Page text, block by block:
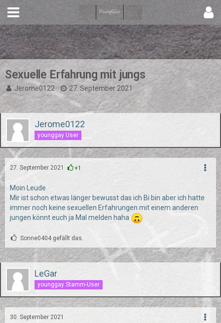
Orientierung und Beziehung
Sexuelle Erfahrung mit jungs
Jerome0122 27. September 2021
Jerome0122
younggay User
27. September 2021 +1
Moin Leude
Mir ist schon etwas länger bewusst das ich Bi bin aber ich hatte
immer noch keine sexuellen Erfahrungen mit einem anderen
jungen könnt euch ja Mal melden haha
Sonne0404 gefällt das.
LeGar
younggay Stamm-User
30. September 2021